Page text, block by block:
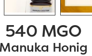
540 MGO
Manuka Honig
Icons